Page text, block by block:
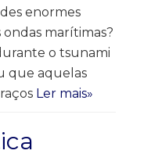
enormes
marítimas?
o tsunami
que aquelas
Ler mais»